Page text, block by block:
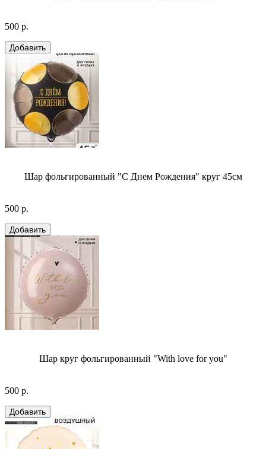
500 р.
Шар фольгированный "С Днем Рождения" круг 45см
500 р.
Шар круг фольгированный "With love for you"
500 р.